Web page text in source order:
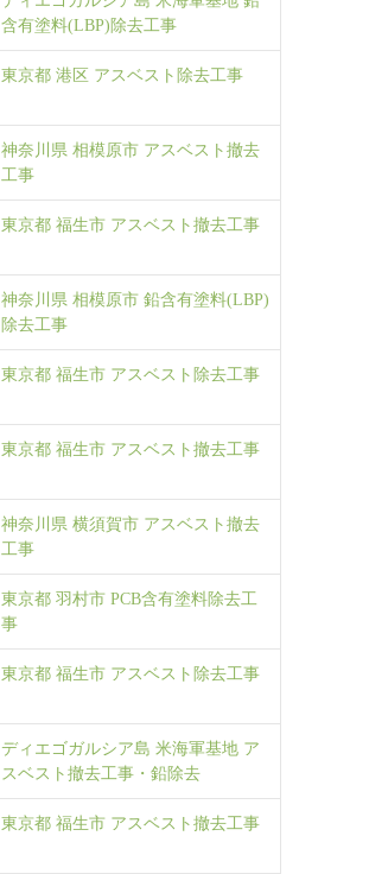
含有塗料(LBP)除去工事
東京都 港区 アスベスト除去工事
神奈川県 相模原市 アスベスト撤去
工事
東京都 福生市 アスベスト撤去工事
神奈川県 相模原市 鉛含有塗料(LBP)
除去工事
東京都 福生市 アスベスト除去工事
東京都 福生市 アスベスト撤去工事
神奈川県 横須賀市 アスベスト撤去
工事
東京都 羽村市 PCB含有塗料除去工
事
東京都 福生市 アスベスト除去工事
ディエゴガルシア島 米海軍基地 ア
スベスト撤去工事・鉛除去
東京都 福生市 アスベスト撤去工事